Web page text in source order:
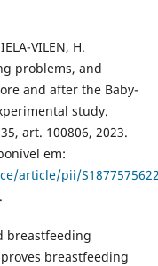
VILEN, H.
problems, and
and after the Baby-
study.
art. 100806, 2023.
em:
article/pii/
breastfeeding
breastfeeding